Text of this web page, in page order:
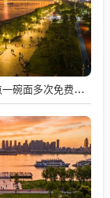
3女子带4孩点一碗面多次免费续面